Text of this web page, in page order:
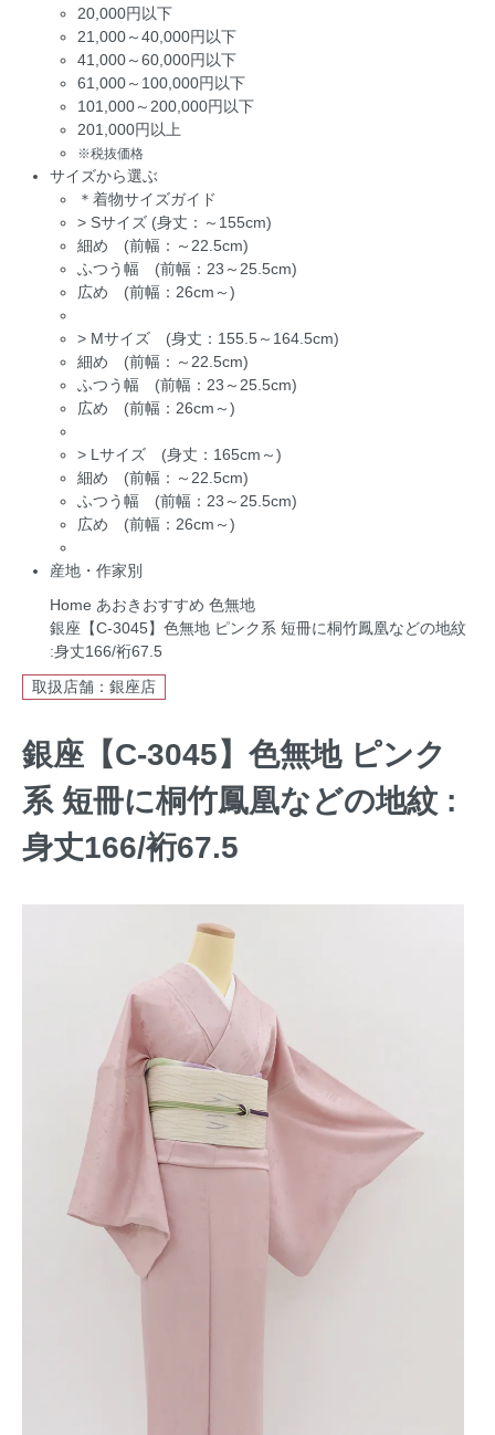
20,000円以下
21,000～40,000円以下
41,000～60,000円以下
61,000～100,000円以下
101,000～200,000円以下
201,000円以上
※税抜価格
サイズから選ぶ
＊着物サイズガイド
> Sサイズ (身丈：～155cm)
細め (前幅：～22.5cm)
ふつう幅 (前幅：23～25.5cm)
広め (前幅：26cm～)
> Mサイズ (身丈：155.5～164.5cm)
細め (前幅：～22.5cm)
ふつう幅 (前幅：23～25.5cm)
広め (前幅：26cm～)
> Lサイズ (身丈：165cm～)
細め (前幅：～22.5cm)
ふつう幅 (前幅：23～25.5cm)
広め (前幅：26cm～)
産地・作家別
Home あおきおすすめ 色無地
銀座【C-3045】色無地 ピンク系 短冊に桐竹鳳凰などの地紋
:身丈166/裄67.5
取扱店舗：銀座店
銀座【C-3045】色無地 ピンク
系 短冊に桐竹鳳凰などの地紋 :
身丈166/裄67.5